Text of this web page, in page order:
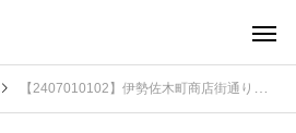
【2407010102】伊勢佐木町商店街通り 飲食店可能、事務所付き物件